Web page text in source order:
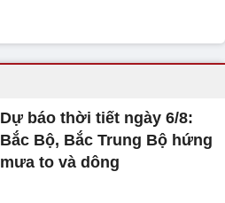
Dự báo thời tiết ngày 6/8:
Bắc Bộ, Bắc Trung Bộ hứng
mưa to và dông